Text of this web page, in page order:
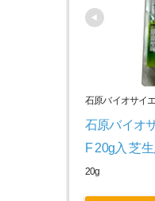
石原バイオサイ
石原バイオ
F 20g入 芝
20g